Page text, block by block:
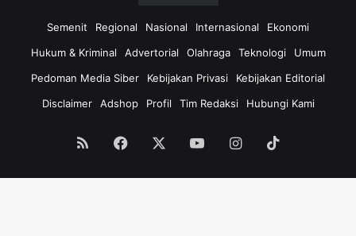
Semenit Regional Nasional Internasional
Ekonomi
Hukum & Kriminal
Advertorial Olahraga Teknologi
Umum
Pedoman Media Siber
Kebijakan Privasi
Kebijakan Editorial
Disclaimer
Adshop Profil Tim Redaksi Hubungi Kami
RSS Facebook YouTubeInstagram